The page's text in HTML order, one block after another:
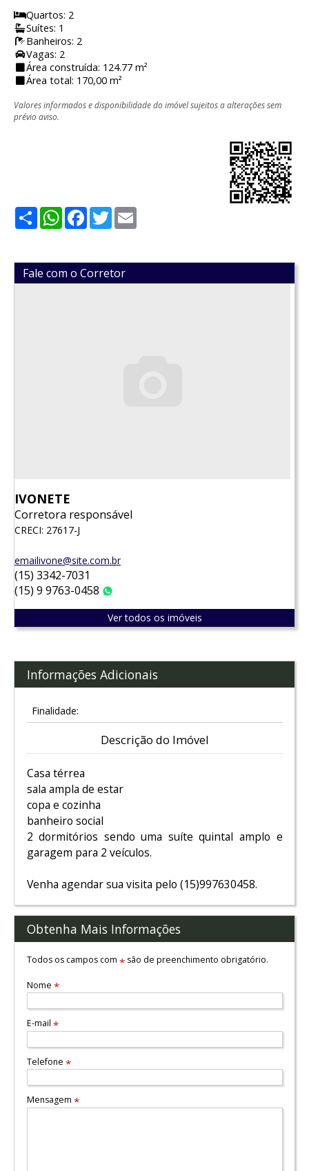
Quartos: 2
Suítes: 1
Banheiros: 2
Vagas: 2
Área construída: 124.77 m²
Área total: 170,00 m²
Valores informados e disponibilidade do imóvel sujeitos a alterações sem
prévio aviso.
ShareWhatsApp
Facebook
Twitter
Fale com o Corretor
IVONETE
Corretora responsável
CRECI: 27617-J
emailivone@site.com.br
(15) 3342-7031
(15) 9 9763-0458
Ver todos os imóveis
Informações Adicionais
Finalidade:
Descrição do Imóvel
Casa térrea
sala ampla de estar
copa e cozinha
banheiro social
2 dormitórios sendo uma suíte quintal amplo e
garagem para 2 veículos.
Venha agendar sua visita pelo (15)997630458.
Obtenha Mais Informações
Todos os campos com *são de preenchimento obrigatório.
Nome *
E-mail *
Telefone *
Mensagem *